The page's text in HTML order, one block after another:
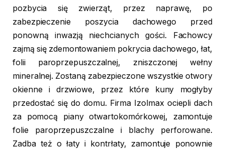
pozbycia się zwierząt, przez naprawę, po
zabezpieczenie poszycia dachowego przed
ponowną inwazją niechcianych gości. Fachowcy
zajmą się zdemontowaniem pokrycia dachowego, łat,
folii paroprzepuszczalnej, zniszczonej wełny
mineralnej. Zostaną zabezpieczone wszystkie otwory
okienne i drzwiowe, przez które kuny mogłyby
przedostać się do domu. Firma Izolmax ociepli dach
za pomocą piany otwartokomórkowej, zamontuje
folie paroprzepuszczalne i blachy perforowane.
Zadba też o łaty i kontrłaty, zamontuje ponownie